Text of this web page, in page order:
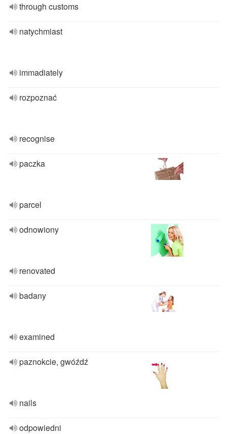
through customs
natychmiast
immadiately
rozpoznać
recognise
paczka
parcel
odnowiony
renovated
badany
examined
paznokcie, gwóźdź
nails
odpowiedni